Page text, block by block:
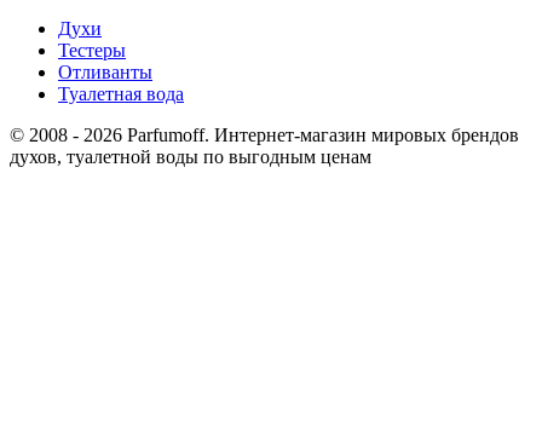
Духи
Тестеры
Отливанты
Туалетная вода
© 2008 - 2026 Parfumoff. Интернет-магазин мировых брендов
духов, туалетной воды по выгодным ценам